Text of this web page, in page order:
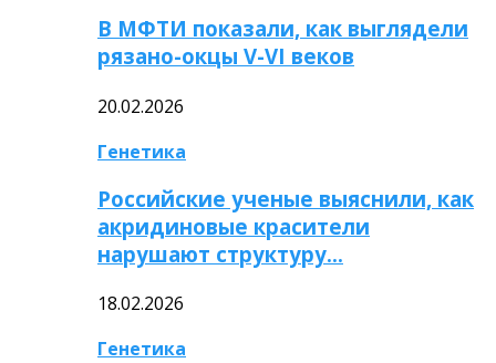
В МФТИ показали, как выглядели
рязано-окцы V-VI веков
20.02.2026
Генетика
Российские ученые выяснили, как
акридиновые красители
нарушают структуру…
18.02.2026
Генетика